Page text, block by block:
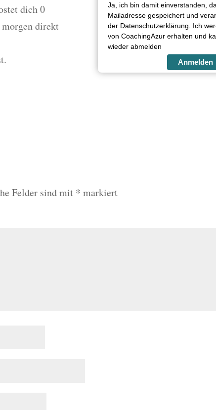
dich 0
direkt
Ja, ich bin damit einverstanden,
Mailadresse gespeichert und
der Datenschutzerklärung. Ich
von CoachingAzur erhalten und
wieder abmelden
Anmelden
Felder sind mit * markiert